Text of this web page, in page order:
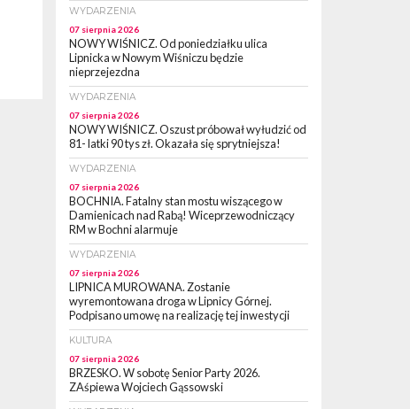
WYDARZENIA
07 sierpnia 2026
NOWY WIŚNICZ. Od poniedziałku ulica
Lipnicka w Nowym Wiśniczu będzie
nieprzejezdna
WYDARZENIA
07 sierpnia 2026
NOWY WIŚNICZ. Oszust próbował wyłudzić od
81- latki 90 tys zł. Okazała się sprytniejsza!
WYDARZENIA
07 sierpnia 2026
BOCHNIA. Fatalny stan mostu wiszącego w
Damienicach nad Rabą! Wiceprzewodniczący
RM w Bochni alarmuje
WYDARZENIA
07 sierpnia 2026
LIPNICA MUROWANA. Zostanie
wyremontowana droga w Lipnicy Górnej.
Podpisano umowę na realizację tej inwestycji
KULTURA
07 sierpnia 2026
BRZESKO. W sobotę Senior Party 2026.
ZAśpiewa Wojciech Gąssowski